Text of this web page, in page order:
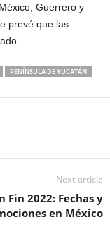
Guerrero y
prevé que las
PENÍNSULA DE YUCATÁN
Next article
Fin 2022: Fechas y
en México